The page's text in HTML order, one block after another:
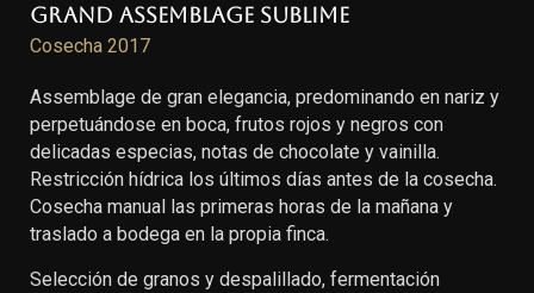
Grand Assemblage Sublime
Cosecha 2017
Assemblage de gran elegancia, predominando en nariz y
perpetuándose en boca, frutos rojos y negros con
delicadas especias, notas de chocolate y vainilla.
Restricción hídrica los últimos días antes de la cosecha.
Cosecha manual las primeras horas de la mañana y
traslado a bodega en la propia finca.
Selección de granos y despalillado, fermentación